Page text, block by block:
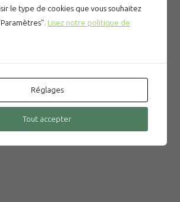
mon nom, mon e-mail et mon site
pour mon prochain
le type de cookies que vous souhaitez
Lisez notre politique de
Réglages
Tout accepter